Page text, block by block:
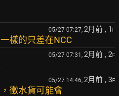
05/27 07:27, 2月前 , 1 F
樣的只差在NCC
05/27 07:31, 2月前 , 2F
05/27 14:46, 2月前 , 3F
徵水貨可能會